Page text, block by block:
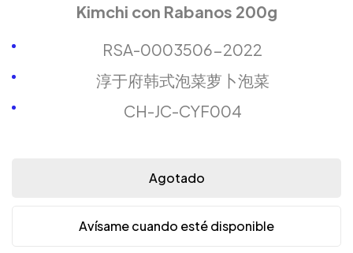
Kimchi con Rabanos 200g
RSA-0003506-2022
淳于府韩式泡菜萝卜泡菜
CH-JC-CYF004
Agotado
Avísame cuando esté disponible